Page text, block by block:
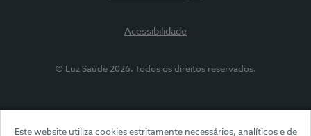
Este website utiliza cookies estritamente necessários, analíticos e de
Acessibilidade
© Luz Saúde 2026. Todos os direitos reservados.